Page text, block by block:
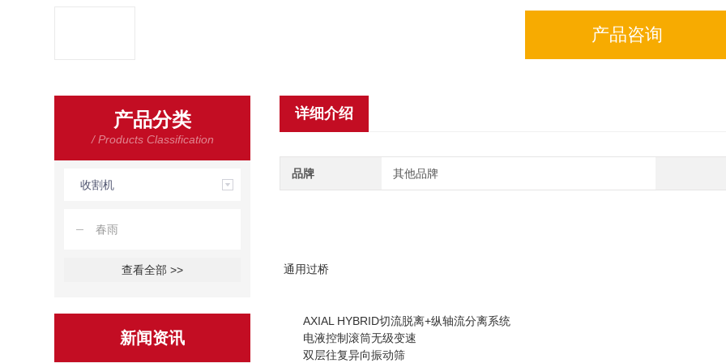
产品咨询
详细介绍
品牌 其他品牌
通用过桥
AXIAL HYBRID切流脱离+纵轴流分离系统
电液控制滚筒无级变速
双层往复异向振动筛
产品分类
/ Products Classification
收割机
春雨
查看全部 >>
新闻资讯